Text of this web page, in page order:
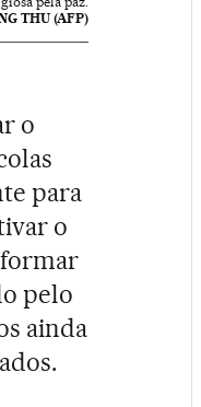
THU (AFP)
o
para
o
pelo
ainda